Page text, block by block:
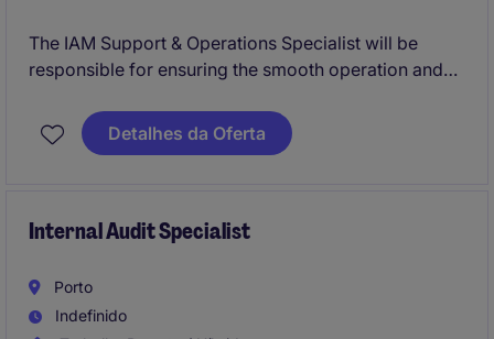
The IAM Support & Operations Specialist will be
responsible for ensuring the smooth operation and
in a financial services environment.
Detalhes da Oferta
Internal Audit Specialist
Porto
Indefinido